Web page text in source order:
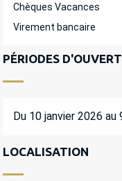
Chèques Vacances
Virement bancaire
PÉRIODES
Du 10 janvier 2026 au
LOCALISATION